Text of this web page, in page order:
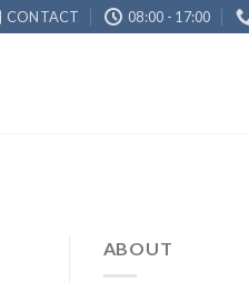
CONTACT 08:00 - 17:00
ABOUT